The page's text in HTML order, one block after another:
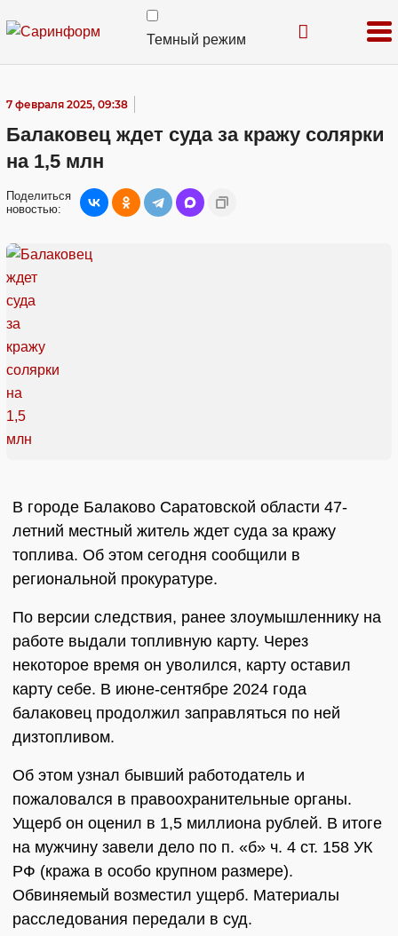
Темный режим
7 февраля 2025, 09:38
Балаковец ждет суда за кражу солярки
на 1,5 млн
Поделиться
новостью:
В городе Балаково Саратовской области 47-
летний местный житель ждет суда за кражу
топлива. Об этом сегодня сообщили в
региональной прокуратуре.
По версии следствия, ранее злоумышленнику на
работе выдали топливную карту. Через
некоторое время он уволился, карту оставил
карту себе. В июне-сентябре 2024 года
балаковец продолжил заправляться по ней
дизтопливом.
Об этом узнал бывший работодатель и
пожаловался в правоохранительные органы.
Ущерб он оценил в 1,5 миллиона рублей. В итоге
на мужчину завели дело по п. «б» ч. 4 ст. 158 УК
РФ (кража в особо крупном размере).
Обвиняемый возместил ущерб. Материалы
расследования передали в суд.